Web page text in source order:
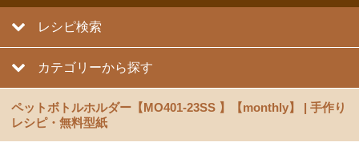
レシピ検索
カテゴリーから探す
ペットボトルホルダー【MO401-23SS 】【monthly】 | 手作り
レシピ・無料型紙